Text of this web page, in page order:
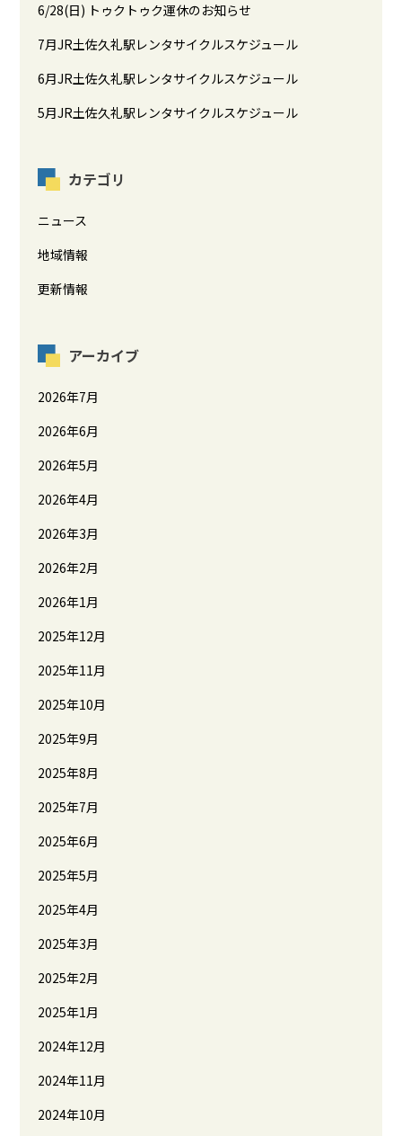
6/28(日) トゥクトゥク運休のお知らせ
7月JR土佐久礼駅レンタサイクルスケジュール
6月JR土佐久礼駅レンタサイクルスケジュール
5月JR土佐久礼駅レンタサイクルスケジュール
カテゴリ
ニュース
地域情報
更新情報
アーカイブ
2026年7月
2026年6月
2026年5月
2026年4月
2026年3月
2026年2月
2026年1月
2025年12月
2025年11月
2025年10月
2025年9月
2025年8月
2025年7月
2025年6月
2025年5月
2025年4月
2025年3月
2025年2月
2025年1月
2024年12月
2024年11月
2024年10月